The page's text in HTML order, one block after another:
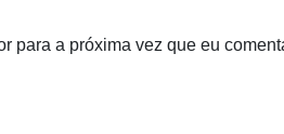
para a próxima vez que eu